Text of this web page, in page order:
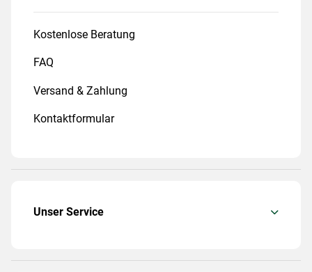
Kostenlose Beratung
FAQ
Versand & Zahlung
Kontaktformular
Unser Service